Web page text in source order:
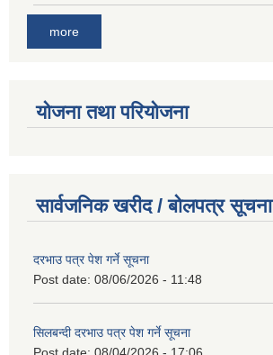
more
योजना तथा परियोजना
सार्वजनिक खरीद / बोलपत्र सूचना
दरभाउ पत्र पेश गर्ने सूचना
Post date: 08/06/2026 - 11:48
सिलबन्दी दरभाउ पत्र पेश गर्ने सूचना